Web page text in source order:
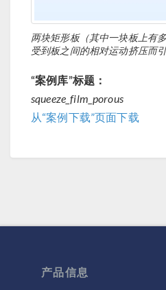
两块矩形板（其中一块板上有
受到板之间的相对运动挤压而引
“案例库”标题：
squeeze_film_porous
从“案例下载”页面下载
产品信息